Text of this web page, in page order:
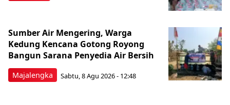
Majalengka
Sumber Air Mengering, Warga
Kedung Kencana Gotong Royong
Bangun Sarana Penyedia Air Bersih
Sabtu, 8 Agu 2026 - 12:48